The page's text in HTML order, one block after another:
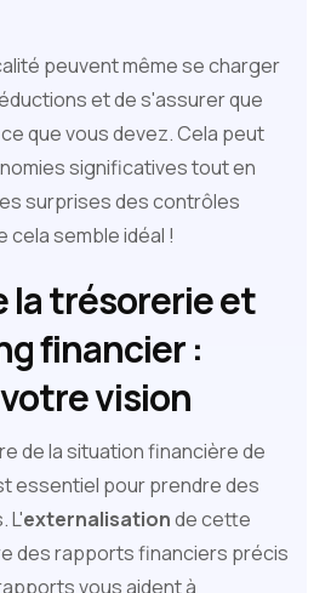
peuvent même se charger
et de s'assurer que
que vous devez. Cela peut
significatives tout en
surprises des contrôles
cela semble idéal !
la trésorerie et
financier :
vision
de la situation financière de
essentiel pour prendre des
L'externalisationde cette
des rapports financiers précis
vous aident à